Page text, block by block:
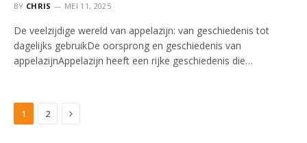
BY CHRIS MEI 11, 2025
De veelzijdige wereld van appelazijn: van geschiedenis tot
dagelijks gebruikDe oorsprong en geschiedenis van
appelazijnAppelazijn heeft een rijke geschiedenis die…
1 2 Next